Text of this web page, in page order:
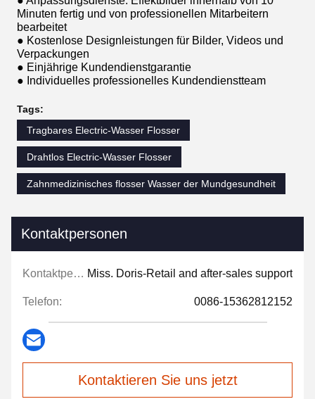
Minuten fertig und von professionellen Mitarbeitern
bearbeitet
● Kostenlose Designleistungen für Bilder, Videos und
Verpackungen
● Einjährige Kundendienstgarantie
● Individuelles professionelles Kundendienstteam
Tags:
Tragbares Electric-Wasser Flosser
Drahtlos Electric-Wasser Flosser
Zahnmedizinisches flosser Wasser der Mundgesundheit
Kontaktpersonen
Kontaktpersonen: Miss. Doris-Retail and after-sales support
Telefon: 0086-15362812152
Kontaktieren Sie uns jetzt